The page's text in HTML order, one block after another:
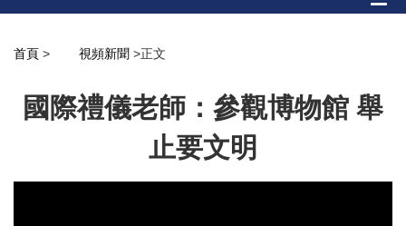
首頁 > 視頻新聞 >正文
國際禮儀老師：參觀博物館 舉
止要文明